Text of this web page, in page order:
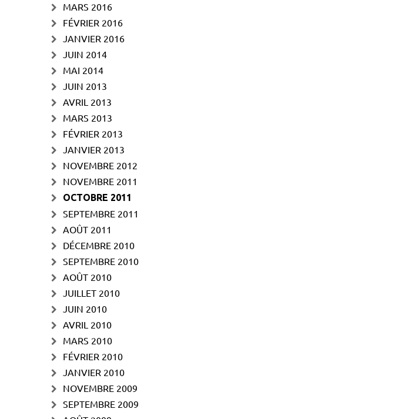
MARS 2016
FÉVRIER 2016
JANVIER 2016
JUIN 2014
MAI 2014
JUIN 2013
AVRIL 2013
MARS 2013
FÉVRIER 2013
JANVIER 2013
NOVEMBRE 2012
NOVEMBRE 2011
OCTOBRE 2011
SEPTEMBRE 2011
AOÛT 2011
DÉCEMBRE 2010
SEPTEMBRE 2010
AOÛT 2010
JUILLET 2010
JUIN 2010
AVRIL 2010
MARS 2010
FÉVRIER 2010
JANVIER 2010
NOVEMBRE 2009
SEPTEMBRE 2009